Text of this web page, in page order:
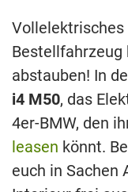
Vollelektrisches
Bestellfahrzeug
abstauben! In
i4 M50, das
4er-BMW, den
leasen könnt.
euch in Sachen